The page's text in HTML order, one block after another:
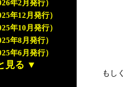
年2月発行）
年12月発行）
年10月発行）
年8月発行）
年6月発行）
見る ▼
もし